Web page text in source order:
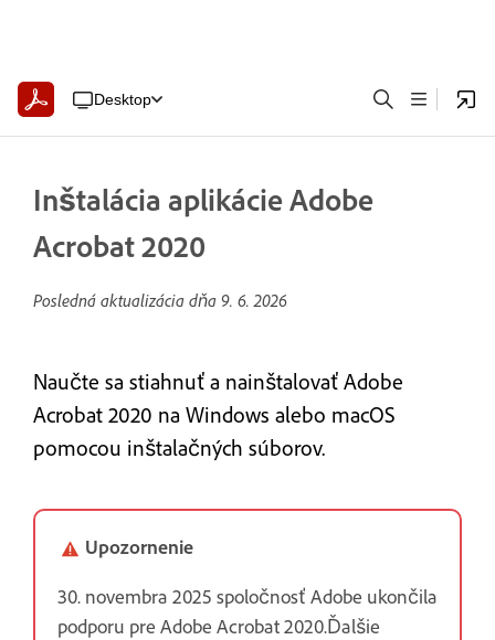
Desktop
Inštalácia aplikácie Adobe
Acrobat 2020
Posledná aktualizácia dňa 9. 6. 2026
Naučte sa stiahnuť a nainštalovať Adobe
Acrobat 2020 na Windows alebo macOS
pomocou inštalačných súborov.
Upozornenie
30. novembra 2025 spoločnosť Adobe ukončila
podporu pre Adobe Acrobat 2020.Ďalšie